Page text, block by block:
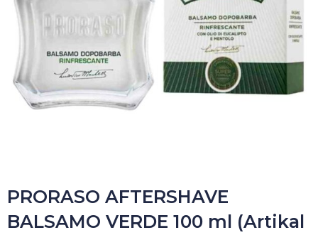
PRORASO AFTERSHAVE
BALSAMO VERDE 100 ml (Artikal